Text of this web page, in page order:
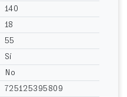
140
18
55
Sí
No
725125395809